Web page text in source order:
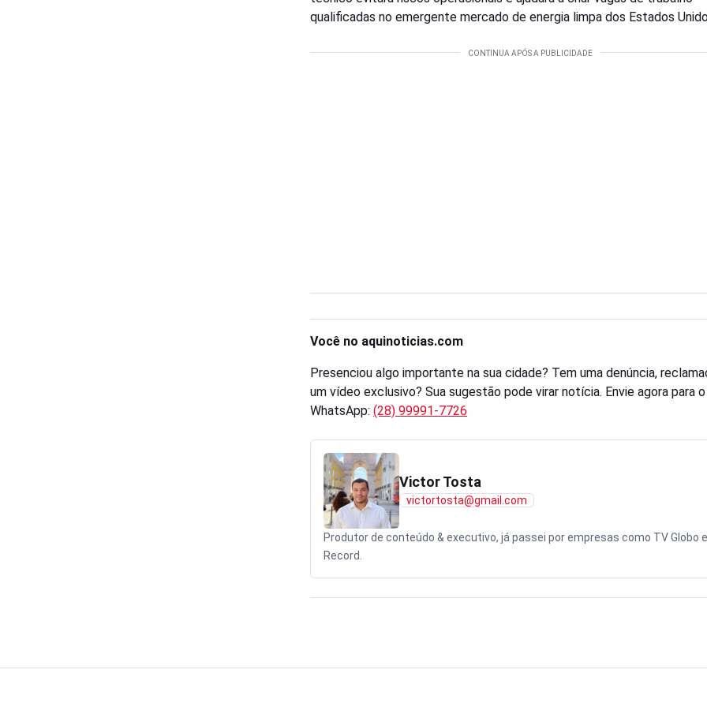
qualificadas no emergente mercado de energia limpa dos Estados
Você no aquinoticias.com
Presenciou algo importante na sua cidade? Tem uma denúncia,
um vídeo exclusivo? Sua sugestão pode virar notícia. Envie agora para
WhatsApp: (28) 99991-7726
Victor Tosta
victortosta@gmail.com
Produtor de conteúdo & executivo, já passei por empresas como TV Globo
Record.